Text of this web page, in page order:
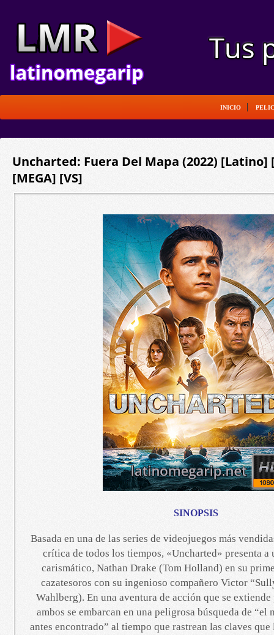
INICIO
Uncharted: Fuera Del Mapa (2022) [Latino]
[MEGA] [VS]
SINOPSIS
Basada en una de las series de videojuegos más
crítica de todos los tiempos, «Uncharted» presenta a
carismático, Nathan Drake (Tom Holland) en su
cazatesoros con su ingenioso compañero Victor
Wahlberg). En una aventura de acción que se
ambos se embarcan en una peligrosa búsqueda de “el
antes encontrado” al tiempo que rastrean las claves